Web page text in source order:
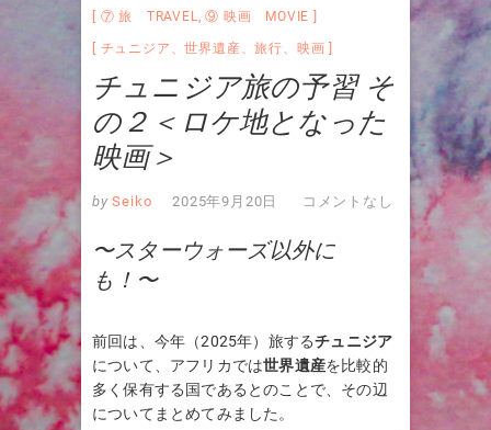
⑦ 旅 TRAVEL ,⑨ 映画 MOVIE
チュニジア 、世界遺産 、旅行 映画
チュニジア旅の予習 そ
の２＜ロケ地となった
映画＞
by Seiko 2025年9月20日 コメントなし
〜スターウォーズ以外に
も！〜
前回は、今年（2025年）旅するチュニジア
について、アフリカでは世界遺産を比較的
多く保有する国であるとのことで、その辺
についてまとめてみました。